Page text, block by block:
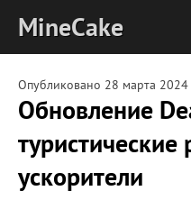
MineCake
Опубликовано 28 марта 2024
Обновление
ускорители